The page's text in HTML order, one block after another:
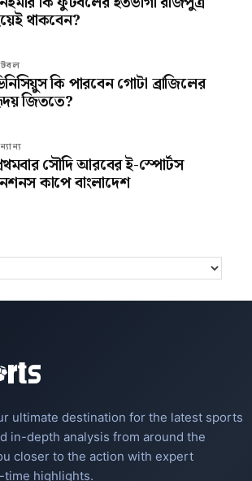
থাকবেন?
কি পারবেন গোটা ব্রাজিলের
জিততে?
সৌদি আরবের ই-স্পোর্টস
কাপে বাংলাদেশ
ultimate destination for the latest sports
in-depth analysis from around the
closer to the action with expert
time highlights.